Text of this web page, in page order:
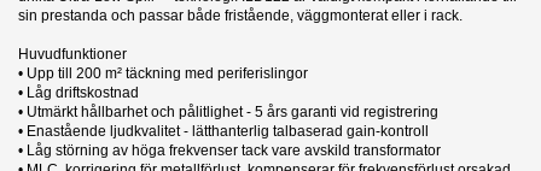
sin prestanda och passar både fristående, väggmonterat eller i rack.
Huvudfunktioner
• Upp till 200 m² täckning med periferislingor
• Låg driftskostnad
• Utmärkt hållbarhet och pålitlighet - 5 års garanti vid registrering
• Enastående ljudkvalitet - lätthanterlig talbaserad gain-kontroll
• Låg störning av höga frekvenser tack vare avskild transformator